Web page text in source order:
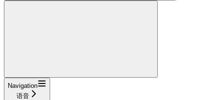
Navigation
语音